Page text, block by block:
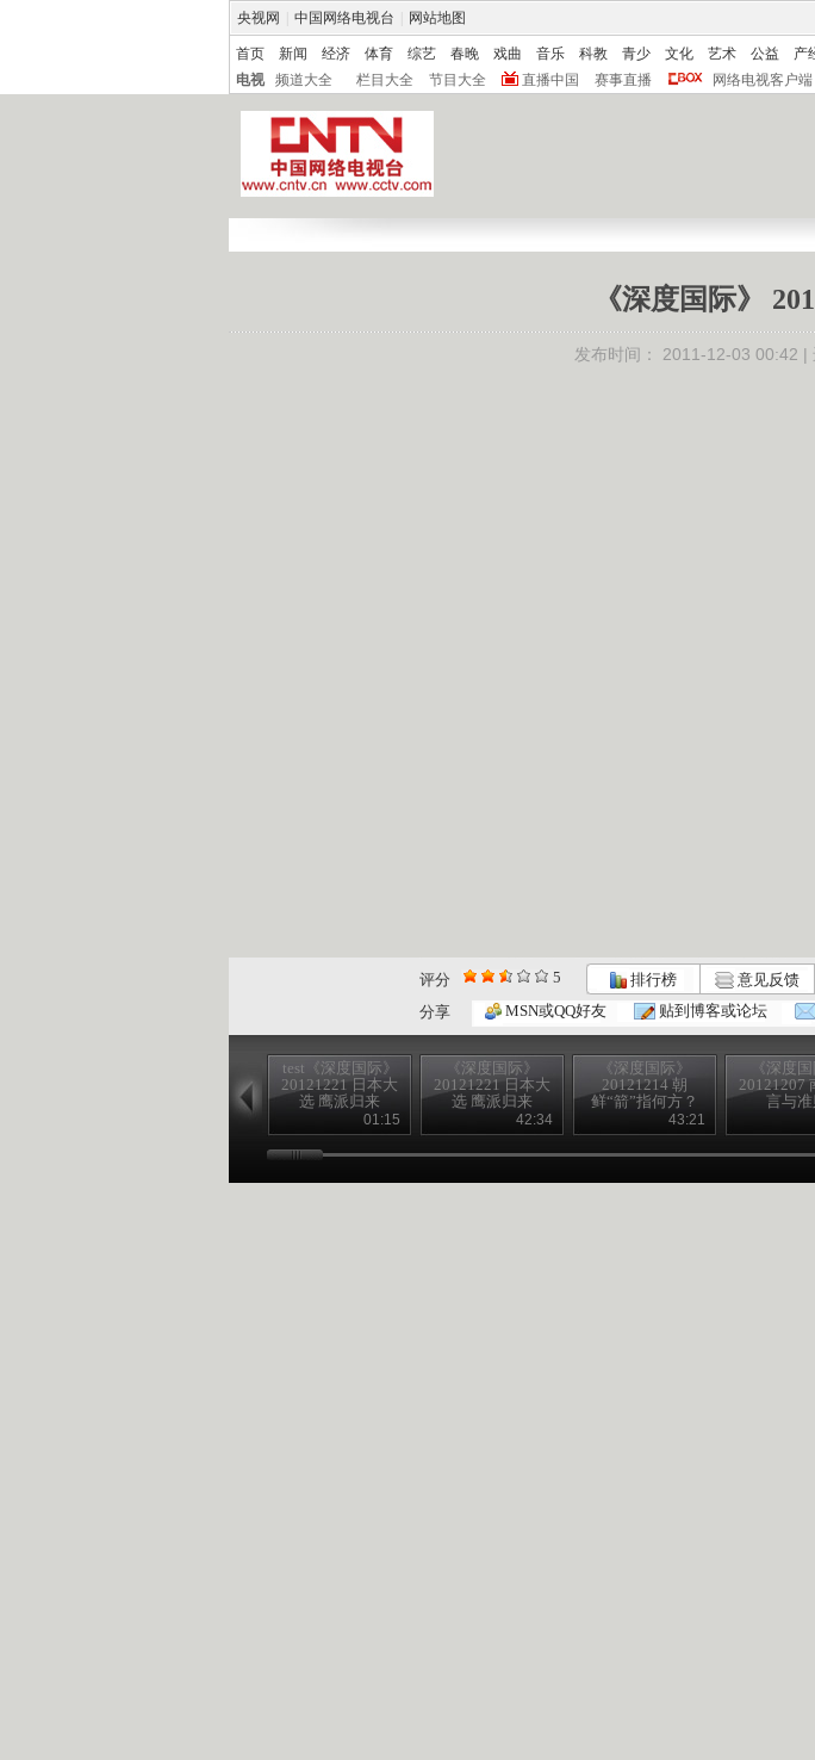
央视网 中国网络电视台 网站地图
首页 新闻 经济 体育 综艺 春晚 戏曲 音乐 科教 青少 文化 艺术 公益 产
电视
频道大全 栏目大全 节目大全 直播中国 赛事直播 网络电视客户端
《深度国际》
发布时间： 2011-12-03 00:42 |
评分 5 排行榜 意见反馈
分享
MSN或QQ好友 贴到博客或论坛
test《深度国际》
20121221 日本大
选 鹰派归来
01:15
《深度国际》
20121221 日本大
选 鹰派归来
42:34
《深度国际》
20121214 朝
鲜“箭”指何方？
43:21
《深度国
20121207
言与准